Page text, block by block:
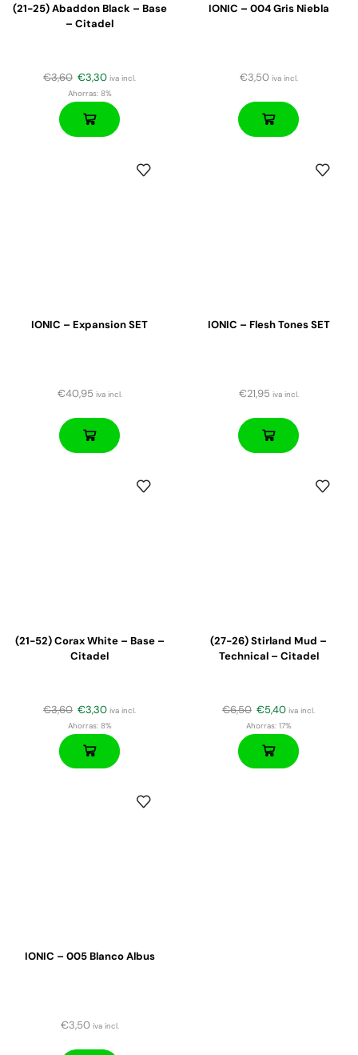
(21-25) Abaddon Black – Base
– Citadel
€3,60 €3,30 iva incl.
Ahorras:8%
IONIC – 004 Gris Niebla
€3,50 iva incl.
IONIC – Expansion SET
€40,95 iva incl.
IONIC – Flesh Tones SET
€21,95 iva incl.
(21-52) Corax White – Base –
Citadel
€3,60 €3,30 iva incl.
Ahorras:8%
(27-26) Stirland Mud –
Technical – Citadel
€6,50 €5,40 iva incl.
Ahorras:17%
IONIC – 005 Blanco Albus
€3,50 iva incl.